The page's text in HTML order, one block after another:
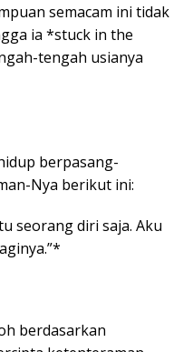
semacam ini tidak
ia *stuck in the
tengah usianya
berpasang-
Nya berikut ini:
seorang diri saja. Aku
berdasarkan